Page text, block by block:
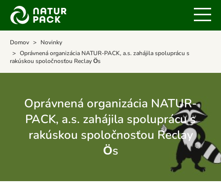
Domov
Novinky
Oprávnená organizácia NATUR-PACK, a.s. zahájila spoluprácu s
rakúskou spoločnosťou Reclay Ӧs
Oprávnená organizácia NATUR-
PACK, a.s. zahájila spoluprácu s
rakúskou spoločnosťou Reclay
Ӧs